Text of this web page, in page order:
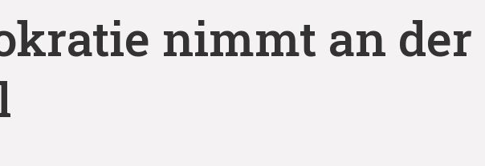
nimmt an der